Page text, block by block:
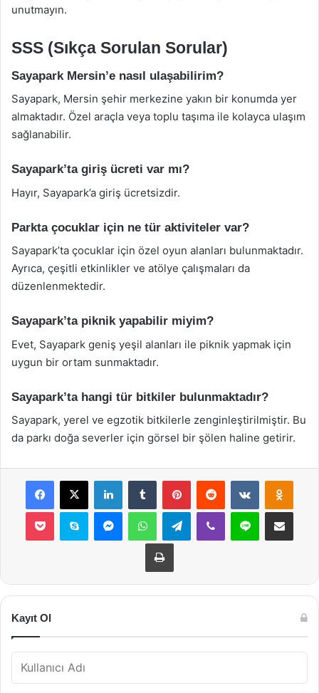
unutmayın.
SSS (Sıkça Sorulan Sorular)
Sayapark Mersin’e nasıl ulaşabilirim?
Sayapark, Mersin şehir merkezine yakın bir konumda yer
almaktadır. Özel araçla veya toplu taşıma ile kolayca ulaşım
sağlanabilir.
Sayapark’ta giriş ücreti var mı?
Hayır, Sayapark’a giriş ücretsizdir.
Parkta çocuklar için ne tür aktiviteler var?
Sayapark’ta çocuklar için özel oyun alanları bulunmaktadır.
Ayrıca, çeşitli etkinlikler ve atölye çalışmaları da
düzenlenmektedir.
Sayapark’ta piknik yapabilir miyim?
Evet, Sayapark geniş yeşil alanları ile piknik yapmak için
uygun bir ortam sunmaktadır.
Sayapark’ta hangi tür bitkiler bulunmaktadır?
Sayapark, yerel ve egzotik bitkilerle zenginleştirilmiştir. Bu
da parkı doğa severler için görsel bir şölen haline getirir.
Facebook
X LinkedInTumblr PinterestReddit VKontakte
Pocket Skype MessengerWhatsAppTelegramViber Line E-Posta ile
Yazdır
Kayıt Ol